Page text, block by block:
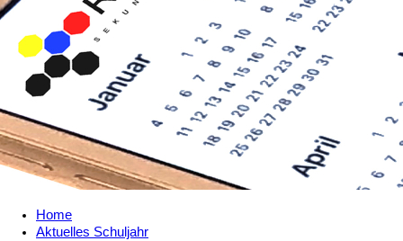
Home
Aktuelles Schuljahr